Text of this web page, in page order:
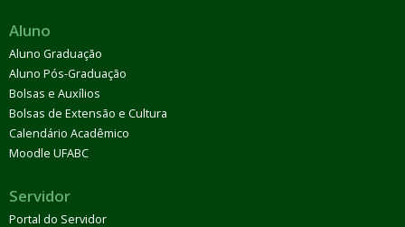
Aluno
Aluno Graduação
Aluno Pós-Graduação
Bolsas e Auxílios
Bolsas de Extensão e Cultura
Calendário Acadêmico
Moodle UFABC
Servidor
Portal do Servidor